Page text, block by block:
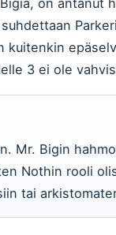
on antanut
kuitenkin
3 ei ole
Mr. Bigin
Nothin rooli
tai